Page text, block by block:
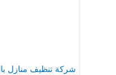
شركة تنظيف منازل